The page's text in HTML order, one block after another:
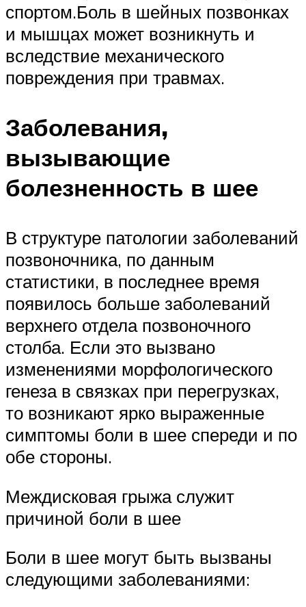
спортом.Боль в шейных позвонках
и мышцах может возникнуть и
вследствие механического
повреждения при травмах.
Заболевания,
вызывающие
болезненность в шее
В структуре патологии заболеваний
позвоночника, по данным
статистики, в последнее время
появилось больше заболеваний
верхнего отдела позвоночного
столба. Если это вызвано
изменениями морфологического
генеза в связках при перегрузках,
то возникают ярко выраженные
симптомы боли в шее спереди и по
обе стороны.
Междисковая грыжа служит
причиной боли в шее
Боли в шее могут быть вызваны
следующими заболеваниями: